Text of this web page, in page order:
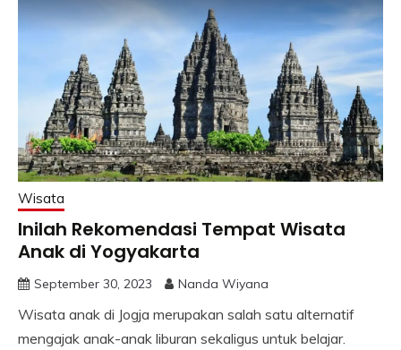
Wisata
Inilah Rekomendasi Tempat Wisata
Anak di Yogyakarta
September 30, 2023 Nanda Wiyana
Wisata anak di Jogja merupakan salah satu alternatif
mengajak anak-anak liburan sekaligus untuk belajar.